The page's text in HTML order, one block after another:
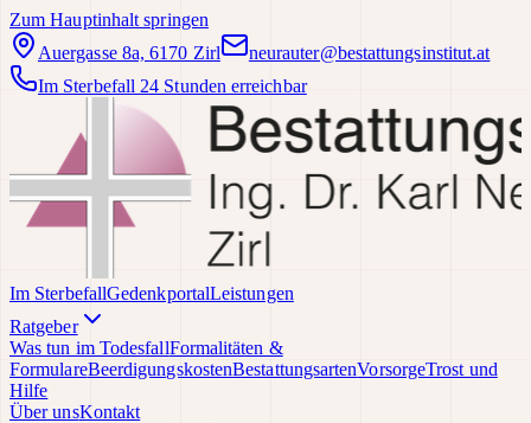
Zum Hauptinhalt springen
Auergasse 8a, 6170 Zirl
neurauter@bestattungsinstitut.at
Im Sterbefall 24 Stunden erreichbar
Im SterbefallGedenkportalLeistungen
Ratgeber
Was tun im TodesfallFormalitäten &
FormulareBeerdigungskostenBestattungsartenVorsorgeTrost und
Hilfe
Über unsKontakt